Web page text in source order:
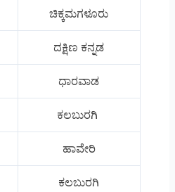
ಚಿಕ್ಕಮಗಳೂರು
ದಕ್ಷಿಣ ಕನ್ನಡ
ಧಾರವಾಡ
ಕಲಬುರಗಿ
ಹಾವೇರಿ
ಕಲಬುರಗಿ